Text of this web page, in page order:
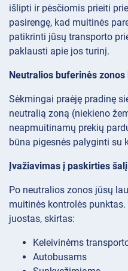
išlipti ir pėsčiomis prieiti
pasirengę, kad muitinės
patikrinti jūsų transporto
paklausti apie jos turinį.
Neutralios buferinės
Sėkmingai praėję pradinę
neutralią zoną (niekieno
neapmuitinamų prekių
būna pigesnės palyginti su
Įvažiavimas į paskirties šalį
Po neutralios zonos jūsų
muitinės kontrolės
juostas, skirtas:
Keleivinėms
Autobusams